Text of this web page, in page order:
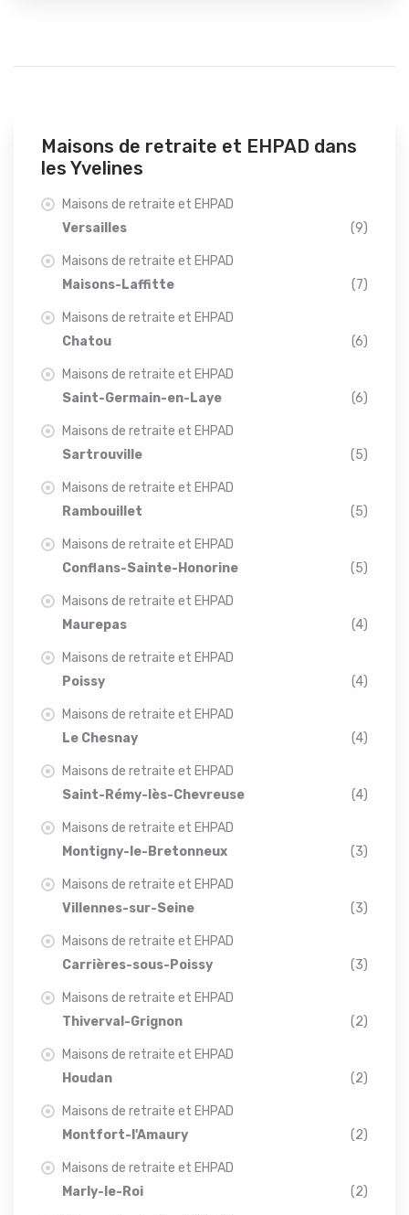
Maisons de retraite et EHPAD dans
les Yvelines
Maisons de retraite et EHPAD
Versailles
(9)
Maisons de retraite et EHPAD
Maisons-Laffitte
(7)
Maisons de retraite et EHPAD
Chatou
(6)
Maisons de retraite et EHPAD
Saint-Germain-en-Laye
(6)
Maisons de retraite et EHPAD
Sartrouville
(5)
Maisons de retraite et EHPAD
Rambouillet
(5)
Maisons de retraite et EHPAD
Conflans-Sainte-Honorine
(5)
Maisons de retraite et EHPAD
Maurepas
(4)
Maisons de retraite et EHPAD
Poissy
(4)
Maisons de retraite et EHPAD
Le Chesnay
(4)
Maisons de retraite et EHPAD
Saint-Rémy-lès-Chevreuse
(4)
Maisons de retraite et EHPAD
Montigny-le-Bretonneux
(3)
Maisons de retraite et EHPAD
Villennes-sur-Seine
(3)
Maisons de retraite et EHPAD
Carrières-sous-Poissy
(3)
Maisons de retraite et EHPAD
Thiverval-Grignon
(2)
Maisons de retraite et EHPAD
Houdan
(2)
Maisons de retraite et EHPAD
Montfort-l'Amaury
(2)
Maisons de retraite et EHPAD
Marly-le-Roi
(2)